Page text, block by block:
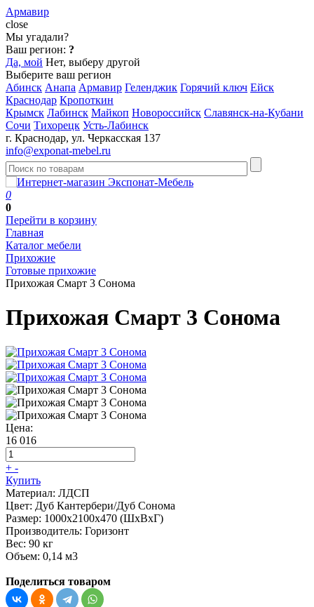
Армавир
close
Мы угадали?
Ваш регион: ?
Да, мой Нет, выберу другой
Выберите ваш регион
Абинск Анапа Армавир Геленджик Горячий ключ Ейск
Краснодар Кропоткин
Крымск Лабинск Майкоп Новороссийск Славянск-на-Кубани
Сочи Тихорецк Усть-Лабинск
г. Краснодар, ул. Черкасская 137
info@exponat-mebel.ru
0
0
Перейти в корзину
Главная
Каталог мебели
Прихожие
Готовые прихожие
Прихожая Смарт 3 Сонома
Прихожая Смарт 3 Сонома
Цена:
16 016
+ -
Купить
Материал: ЛДСП
Цвет: Дуб Кантербери/Дуб Сонома
Размер: 1000х2100х470 (ШхВхГ)
Производитель: Горизонт
Вес: 90 кг
Объем: 0,14 м3
Поделиться товаром